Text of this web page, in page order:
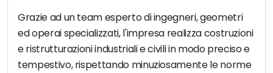
Grazie ad un team esperto di ingegneri, geometri
ed operai specializzati, l'impresa realizza costruzioni
e ristrutturazioni industriali e civili in modo preciso e
tempestivo, rispettando minuziosamente le norme